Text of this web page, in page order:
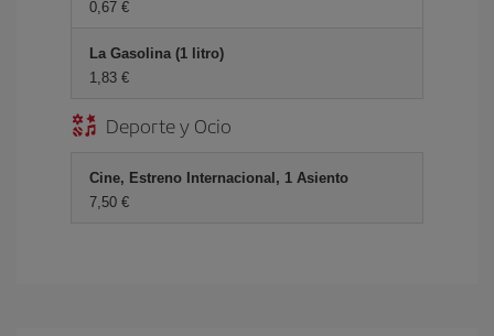
0,67 €
La Gasolina (1 litro)
1,83 €
Deporte y Ocio
Cine, Estreno Internacional, 1 Asiento
7,50 €